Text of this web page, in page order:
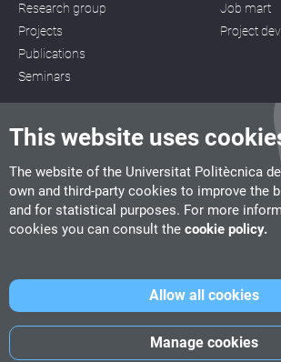
This website uses
The website of the Universitat Politècnica
own and third-party cookies to improve the
and for statistical purposes. For more
cookies you can consult the cookie policy.
Manage cookies
Allow all cookies
Research group
Projects
Publications
Seminars
Job mart
Project
CITM
C/ de la Igualtat, 33, 08222
Tel. 93 112 03 67
UPC School